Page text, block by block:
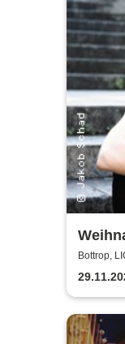
Bach |
Bottrop,